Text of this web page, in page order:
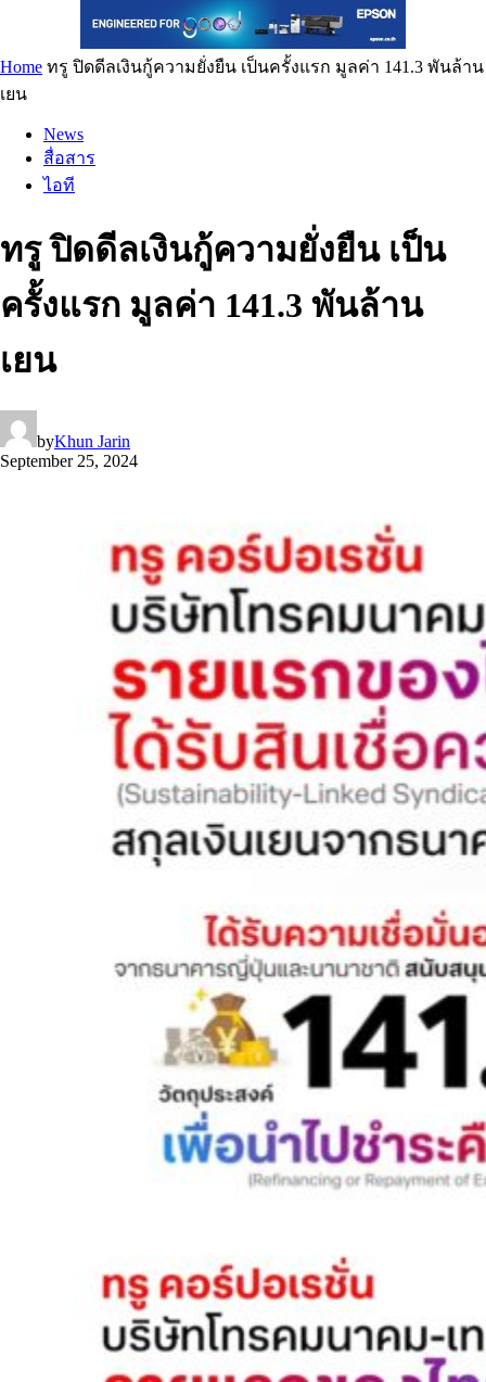
Home ทรู ปิดดีลเงินกู้ความยั่งยืน เป็นครั้งแรก มูลค่า 141.3 พันล้าน
เยน
News
สื่อสาร
ไอที
ทรู ปิดดีลเงินกู้ความยั่งยืน เป็น
ครั้งแรก มูลค่า 141.3 พันล้าน
เยน
byKhun Jarin
September 25, 2024